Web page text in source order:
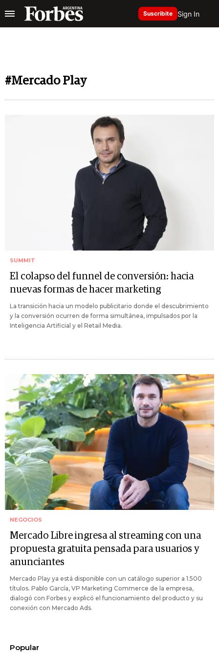
Suscribite Sign In
#Mercado Play
SUMMIT
El colapso del funnel de conversión: hacia
nuevas formas de hacer marketing
La transición hacia un modelo publicitario donde el descubrimiento
y la conversión ocurren de forma simultánea, impulsados por la
Inteligencia Artificial y el Retail Media.
NEGOCIOS
Mercado Libre ingresa al streaming con una
propuesta gratuita pensada para usuarios y
anunciantes
Mercado Play ya está disponible con un catálogo superior a 1.500
títulos. Pablo García, VP Marketing Commerce de la empresa,
dialogó con Forbes y explicó el funcionamiento del producto y su
conexión con Mercado Ads.
Popular